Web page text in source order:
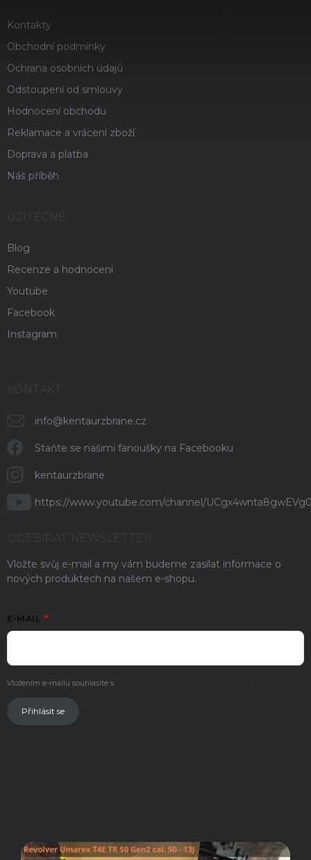
Kontakty
Obchodní podmínky
Ochrana osobních údajů
Odstoupení od smlouvy
Hodnocení obchodu
Reklamace a vrácení zboží
Doprava a platba
Náš příběh
UŽITEČNÉ
Blog
Recenze a hodnocení
Youtube
Facebook
Instagram
KONTAKT
info@kentaurzbrane.cz
Staňte se našimi fanoušky na Facebooku
kentaurzbrane
https://www.youtube.com/channel/
ODEBÍRAT NEWSLETTER
Vložte svůj e-mail a my vám budeme zasílat informace o
nových produktech na našem e-shopu.
E-MAIL
Vložením e-mailu souhlasíte s .
Přihlásit se